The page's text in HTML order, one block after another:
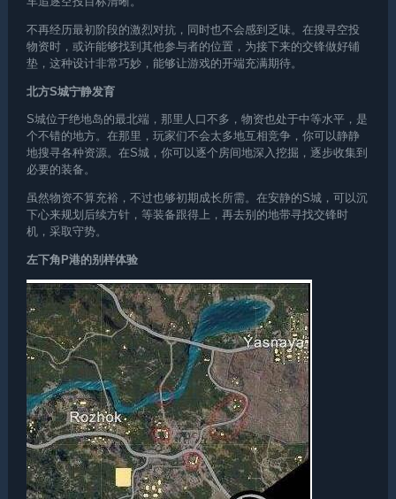
不再经历最初阶段的激烈对抗，同时也不会感到乏味。在搜寻空投
物资时，或许能够找到其他参与者的位置，为接下来的交锋做好铺
垫，这种设计非常巧妙，能够让游戏的开端充满期待。
北方S城宁静发育
S城位于绝地岛的最北端，那里人口不多，物资也处于中等水平，是
个不错的地方。在那里，玩家们不会太多地互相竞争，你可以静静
地搜寻各种资源。在S城，你可以逐个房间地深入挖掘，逐步收集到
必要的装备。
虽然物资不算充裕，不过也够初期成长所需。在安静的S城，可以沉
下心来规划后续方针，等装备跟得上，再去别的地带寻找交锋时
机，采取守势。
左下角P港的别样体验